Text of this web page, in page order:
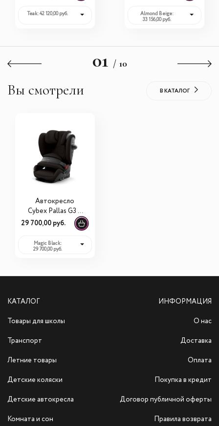
Teak: 42 120,00 руб.
Almond Beige:
33 156,00 руб.
01 / 10
Вы смотрели В КАТАЛОГ
Автокресло
Cybex Pallas G3 i-
Size
29 700,00 руб.
Magic Black:
29 700,00 руб.
КАТАЛОГ
Товары для школы
Транспорт
Летние товары
Детские коляски
Детские автокресла
Комната и сон
ИНФОРМАЦИЯ
О нас
Доставка
Оплата
Покупка в кредит
Договор публичной оферты
Правила возврата